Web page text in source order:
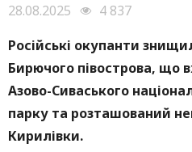
28.08.2025
4 837
Російські окупанти
Бирючого півострова, що
Азово-Сиваського
парку та розташований
Кирилівки.